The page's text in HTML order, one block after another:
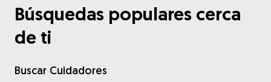
Búsquedas populares cerca
de ti
Buscar Cuidadores